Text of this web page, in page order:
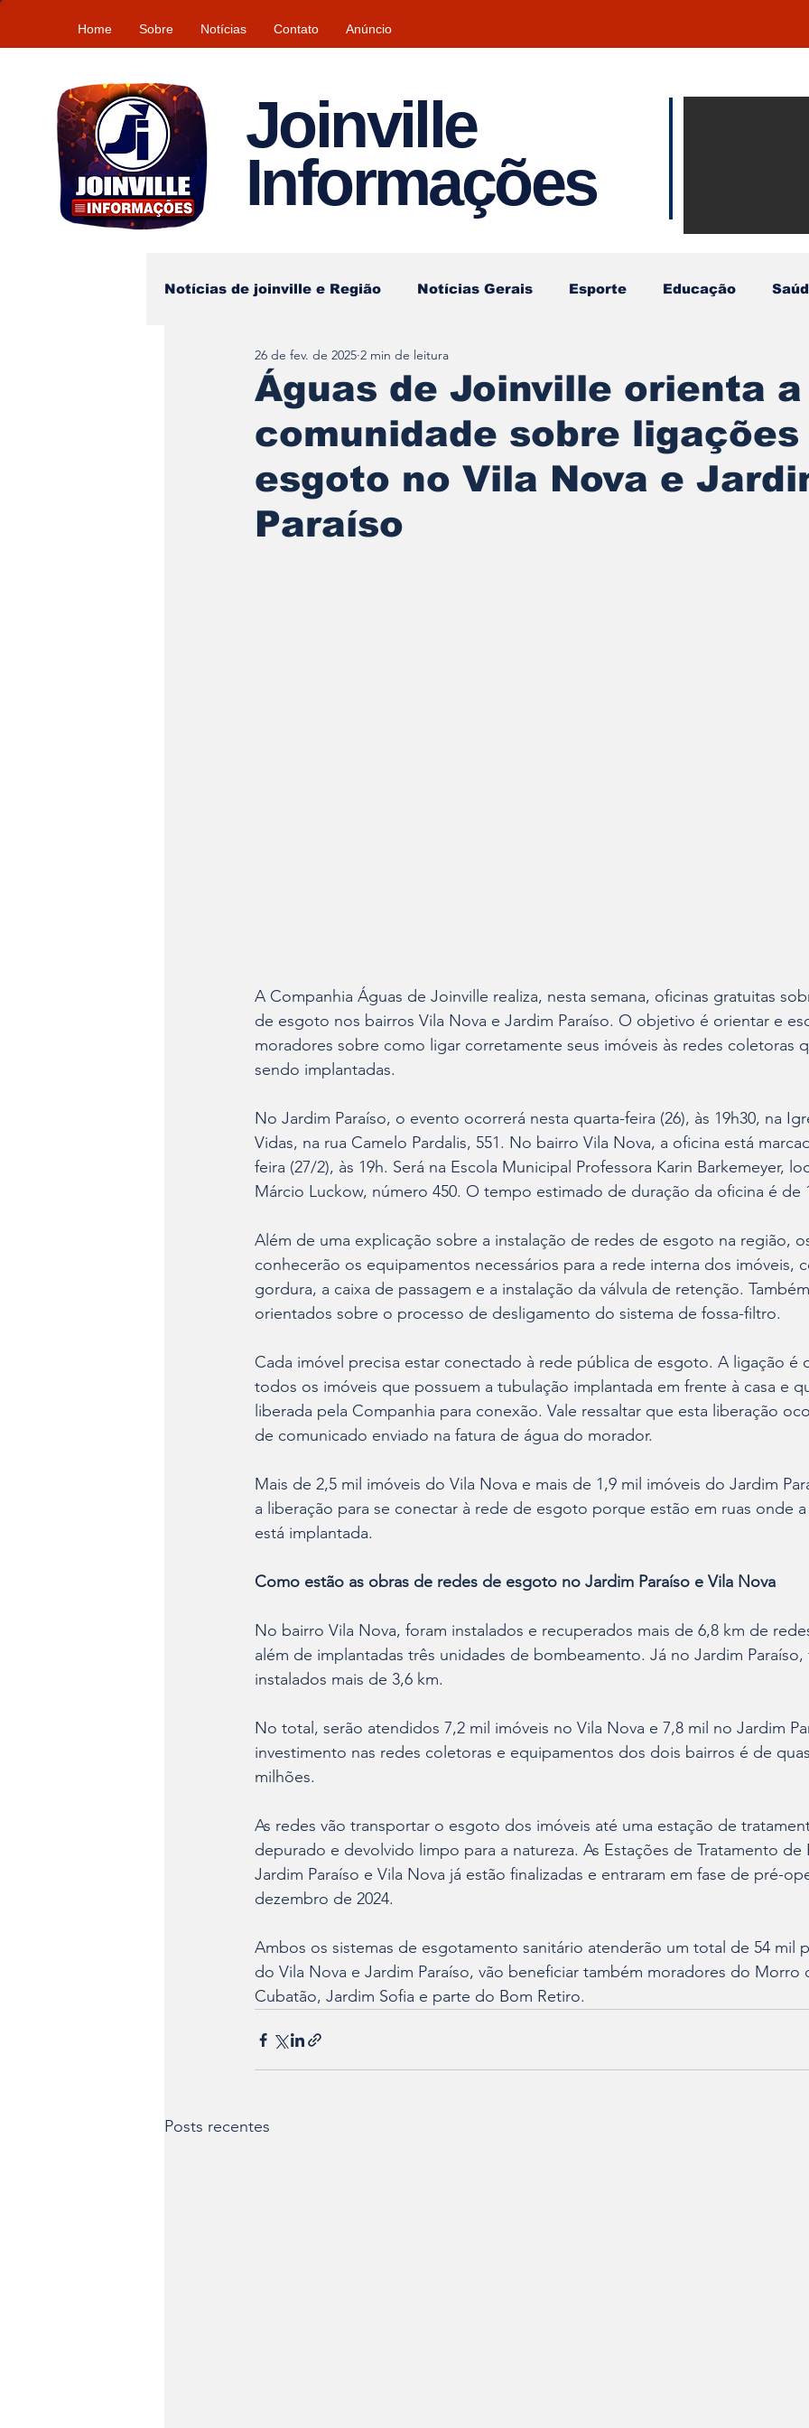
Home Sobre Notícias Contato Anúncio
Joinville
Informações
Notícias de joinville e Região Notícias Gerais Esporte Educação
Tempo\clima
Águas de Joinville orienta a
comunidade sobre ligações
esgoto no Vila Nova e
Paraíso
26 de fev. de 2025 2 min de leitura
A Companhia Águas de Joinville realiza, nesta semana, oficinas gratuitas
de esgoto nos bairros Vila Nova e Jardim Paraíso. O objetivo é orientar e
moradores sobre como ligar corretamente seus imóveis às redes coletoras
sendo implantadas.
No Jardim Paraíso, o evento ocorrerá nesta quarta-feira (26), às 19h30, na
Vidas, na rua Camelo Pardalis, 551. No bairro Vila Nova, a oficina está
feira (27/2), às 19h. Será na Escola Municipal Professora Karin Barkemeyer,
Márcio Luckow, número 450. O tempo estimado de duração da oficina é de
Além de uma explicação sobre a instalação de redes de esgoto na região,
conhecerão os equipamentos necessários para a rede interna dos imóveis,
gordura, a caixa de passagem e a instalação da válvula de retenção.
orientados sobre o processo de desligamento do sistema de fossa-filtro.
Cada imóvel precisa estar conectado à rede pública de esgoto. A ligação é
todos os imóveis que possuem a tubulação implantada em frente à casa e
liberada pela Companhia para conexão. Vale ressaltar que esta liberação
de comunicado enviado na fatura de água do morador.
Mais de 2,5 mil imóveis do Vila Nova e mais de 1,9 mil imóveis do Jardim
a liberação para se conectar à rede de esgoto porque estão em ruas onde
está implantada.
Como estão as obras de redes de esgoto no Jardim Paraíso e Vila Nova
No bairro Vila Nova, foram instalados e recuperados mais de 6,8 km de
além de implantadas três unidades de bombeamento. Já no Jardim Paraíso,
instalados mais de 3,6 km.
No total, serão atendidos 7,2 mil imóveis no Vila Nova e 7,8 mil no Jardim
investimento nas redes coletoras e equipamentos dos dois bairros é de
milhões.
As redes vão transportar o esgoto dos imóveis até uma estação de
depurado e devolvido limpo para a natureza. As Estações de Tratamento de
Jardim Paraíso e Vila Nova já estão finalizadas e entraram em fase de pré-
dezembro de 2024.
Ambos os sistemas de esgotamento sanitário atenderão um total de 54 mil
do Vila Nova e Jardim Paraíso, vão beneficiar também moradores do Morro
Cubatão, Jardim Sofia e parte do Bom Retiro.
Posts recentes